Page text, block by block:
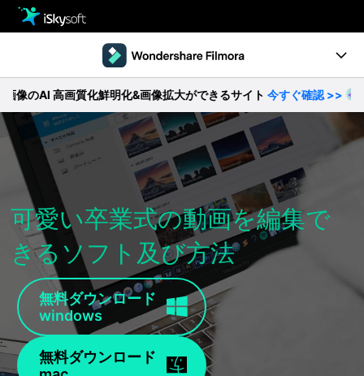
Utility
製品活用事例
ストア
ダウンロード
サポート
製品ページ
Filmstock
操作ガイド
動作環境
動画編集の基本とコツ
無料ダウンロード 今すぐ購入
高画質化鮮明化&画像拡大ができるサイト今すぐ確認 >> 【無
可愛い卒業式の動画を編集で
きるソフト及び方法
無料ダウンロード
windows
無料ダウンロード